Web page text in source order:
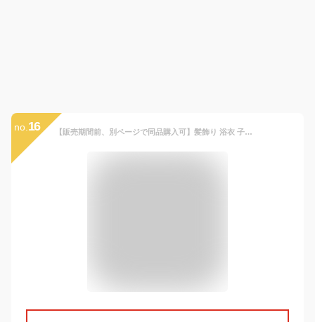
no. 16 【販売期間前、別ページで同品購入可】髪飾り 浴衣 子供 髪かざり 女の子 コサージュ ヘアクリップ 浴衣 浴衣ドレス 子供髪飾り キッズ アクセサリー ヘアアクセサリー ピンク ラベンダー 花 リボン arisana